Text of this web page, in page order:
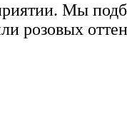
Мы
розовых